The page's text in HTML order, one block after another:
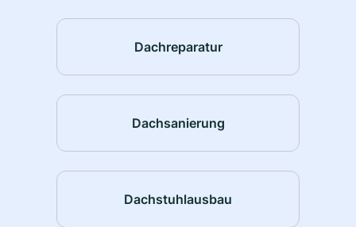
Dachreparatur
Dachsanierung
Dachstuhlausbau